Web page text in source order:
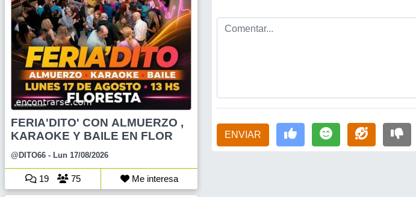
FERIA'DITO' CON ALMUERZO ,
KARAOKE Y BAILE EN FLOR
@DITO66 - Lun 17/08/2026
19 75 Me interesa
ENVIAR